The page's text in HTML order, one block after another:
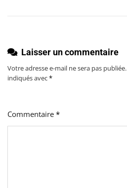
l’article
Laisser un commentaire
Votre adresse e-mail ne sera pas publiée.
indiqués avec*
Commentaire *